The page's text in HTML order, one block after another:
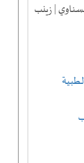
| زينب